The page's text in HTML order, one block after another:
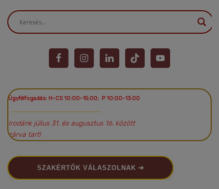
Ügyfélfogadás: H-CS 10:00-15:00; P 10:00-13:00
~~~~~~~~~~~~~~~~~~~~~~~
Irodánk július 31. és augusztus 16. között
zárva tart!
SZAKÉRTŐK VÁLASZOLNAK ➔